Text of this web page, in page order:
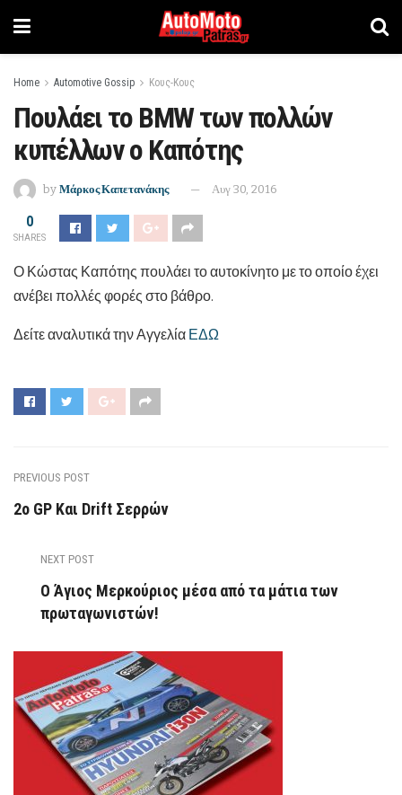
Home Automotive Gossip Κους-Κους
Πουλάει το BMW των πολλών
κυπέλλων ο Καπότης
by Μάρκος Καπετανάκης Αυγ 30, 2016
0
SHARES
Ο Κώστας Καπότης πουλάει το αυτοκίνητο με το οποίο έχει
ανέβει πολλές φορές στο βάθρο.
Δείτε αναλυτικά την Αγγελία ΕΔΩ
PREVIOUS POST
2ο GP Και Drift Σερρών
NEXT POST
Ο Άγιος Μερκούριος μέσα από τα μάτια των
πρωταγωνιστών!